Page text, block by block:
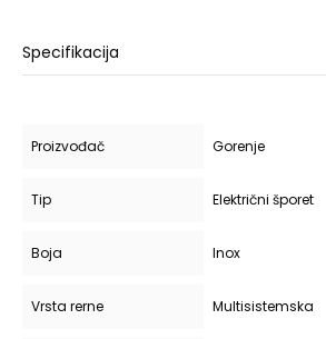
Specifikacija
Proizvođač Gorenje
Tip Električni šporet
Boja Inox
Vrsta rerne Multisistemska